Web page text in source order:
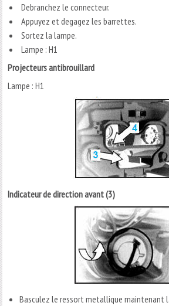
Debranchez le connecteur.
Appuyez et degagez les barrettes.
Sortez la lampe.
Lampe : H1
Projecteurs antibrouillard
Lampe : H1
Indicateur de direction avant (3)
Basculez le ressort metallique maintenant